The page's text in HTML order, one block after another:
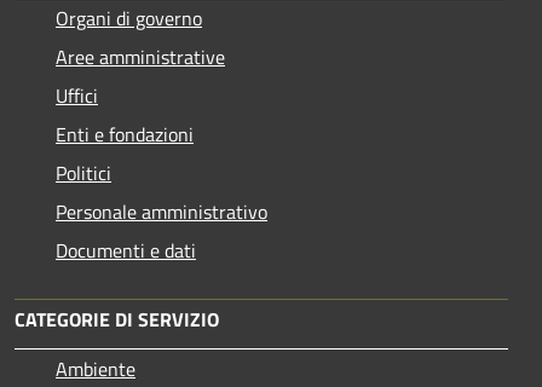
Organi di governo
Aree amministrative
Uffici
Enti e fondazioni
Politici
Personale amministrativo
Documenti e dati
CATEGORIE DI SERVIZIO
Ambiente